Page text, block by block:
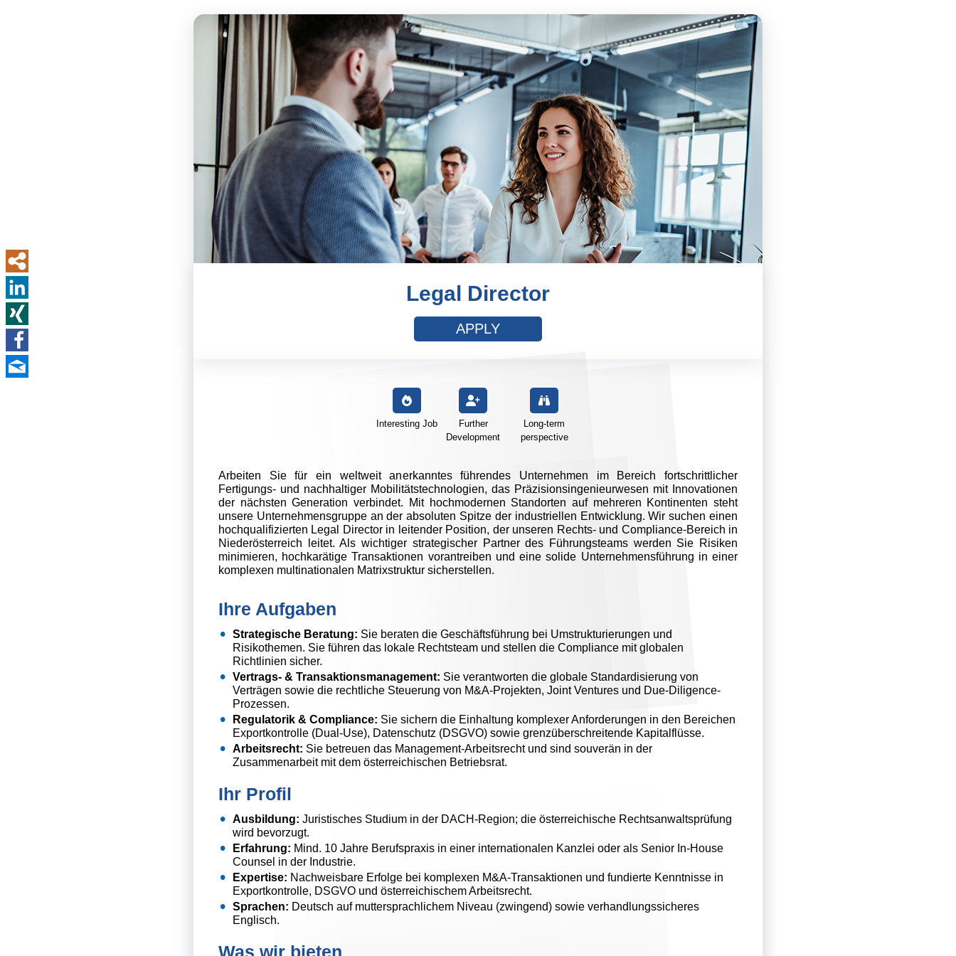
Legal Director
APPLY
Interesting Job
Further
Development
Long-term
perspective
Arbeiten Sie für ein weltweit anerkanntes führendes Unternehmen im Bereich fortschrittlicher
Fertigungs- und nachhaltiger Mobilitätstechnologien, das Präzisionsingenieurwesen mit Innovationen
der nächsten Generation verbindet. Mit hochmodernen Standorten auf mehreren Kontinenten steht
unsere Unternehmensgruppe an der absoluten Spitze der industriellen Entwicklung. Wir suchen einen
hochqualifizierten Legal Director in leitender Position, der unseren Rechts- und Compliance-Bereich in
Niederösterreich leitet. Als wichtiger strategischer Partner des Führungsteams werden Sie Risiken
minimieren, hochkarätige Transaktionen vorantreiben und eine solide Unternehmensführung in einer
komplexen multinationalen Matrixstruktur sicherstellen.
Ihre Aufgaben
Strategische Beratung: Sie beraten die Geschäftsführung bei Umstrukturierungen und
Risikothemen. Sie führen das lokale Rechtsteam und stellen die Compliance mit globalen
Richtlinien sicher.
Vertrags- & Transaktionsmanagement: Sie verantworten die globale Standardisierung von
Verträgen sowie die rechtliche Steuerung von M&A-Projekten, Joint Ventures und Due-Diligence-
Prozessen.
Regulatorik & Compliance: Sie sichern die Einhaltung komplexer Anforderungen in den Bereichen
Exportkontrolle (Dual-Use), Datenschutz (DSGVO) sowie grenzüberschreitende Kapitalflüsse.
Arbeitsrecht: Sie betreuen das Management-Arbeitsrecht und sind souverän in der
Zusammenarbeit mit dem österreichischen Betriebsrat.
Ihr Profil
Ausbildung: Juristisches Studium in der DACH-Region; die österreichische Rechtsanwaltsprüfung
wird bevorzugt.
Erfahrung: Mind. 10 Jahre Berufspraxis in einer internationalen Kanzlei oder als Senior In-House
Counsel in der Industrie.
Expertise: Nachweisbare Erfolge bei komplexen M&A-Transaktionen und fundierte Kenntnisse in
Exportkontrolle, DSGVO und österreichischem Arbeitsrecht.
Sprachen: Deutsch auf muttersprachlichem Niveau (zwingend) sowie verhandlungssicheres
Englisch.
Was wir bieten